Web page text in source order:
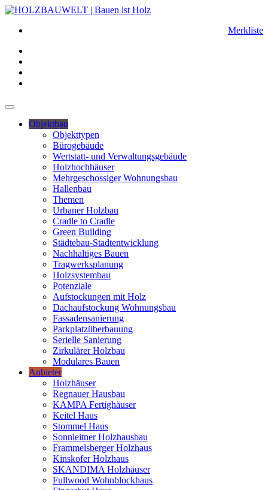
Merkliste
Objektbau
Objekttypen
Bürogebäude
Wertstatt- und Verwaltungsgebäude
Holzhochhäuser
Mehrgeschossiger Wohnungsbau
Hallenbau
Themen
Urbaner Holzbau
Cradle to Cradle
Green Building
Städtebau-Stadtentwicklung
Nachhaltiges Bauen
Tragwerksplanung
Holzsystembau
Potenziale
Aufstockungen mit Holz
Dachaufstockung Wohnungsbau
Fassadensanierung
Parkplatzüberbauung
Serielle Sanierung
Zirkulärer Holzbau
Modulares Bauen
Anbieter
Holzhäuser
Regnauer Hausbau
KAMPA Fertighäuser
Keitel Haus
Stommel Haus
Sonnleitner Holzhausbau
Frammelsberger Holzhaus
Kinskofer Holzhaus
SKANDIMA Holzhäuser
Fullwood Wohnblockhaus